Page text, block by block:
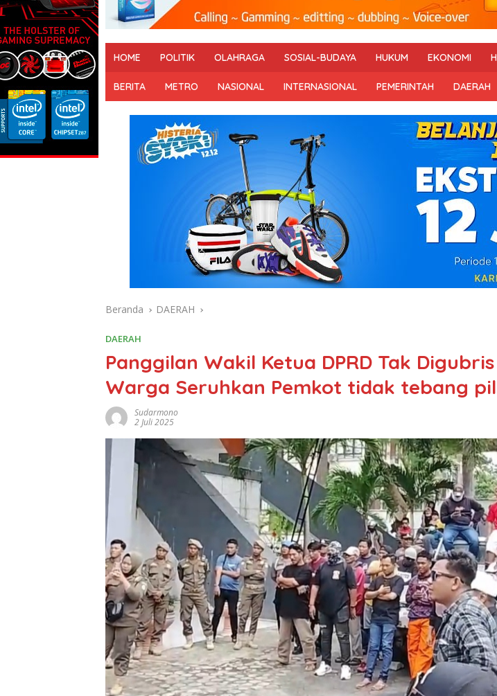
HOME POLITIK OLAHRAGA SOSIAL-BUDAYA HUKUM EKONOMI
BERITA METRO NASIONAL INTERNASIONAL PEMERINTAH DAERAH
Beranda DAERAH
DAERAH
Panggilan Wakil Ketua DPRD Tak
Warga Seruhkan Pemkot tidak tebang
Sudarmono
2 Juli 2025